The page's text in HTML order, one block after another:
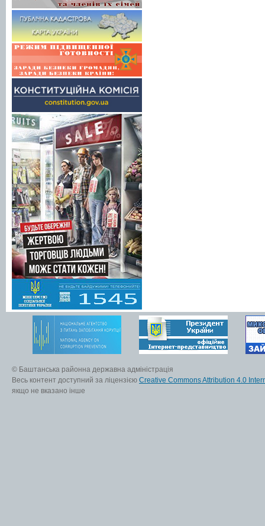
© Баштанська районна державна адміністрація
Весь контент доступний за ліцензією Creative Commons Attribution 4.0
якщо не вказано інше